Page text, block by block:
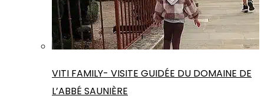
VITI FAMILY- VISITE GUIDÉE DU DOMAINE DE
L’ABBÉ SAUNIÈRE